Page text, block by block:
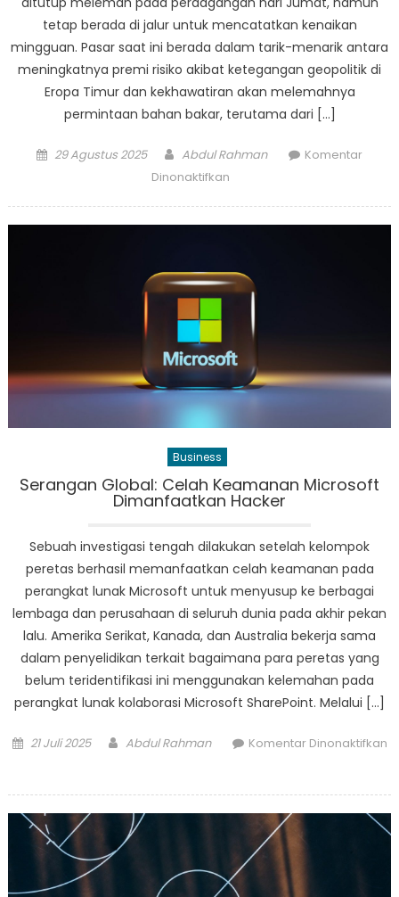
tetap berada di jalur untuk mencatatkan kenaikan
mingguan. Pasar saat ini berada dalam tarik-menarik antara
meningkatnya premi risiko akibat ketegangan geopolitik di
Eropa Timur dan kekhawatiran akan melemahnya
permintaan bahan bakar, terutama dari […]
Posted
29 Agustus 2025 Author
Abdul Rahman
Komentar
Dinonaktifkan
Dunia
Terjepit
Antara
Tensi
Geopolitik
dan
Business
Serangan Global: Celah Keamanan Microsoft
Dimanfaatkan Hacker
Sebuah investigasi tengah dilakukan setelah kelompok
peretas berhasil memanfaatkan celah keamanan pada
perangkat lunak Microsoft untuk menyusup ke berbagai
lembaga dan perusahaan di seluruh dunia pada akhir pekan
lalu. Amerika Serikat, Kanada, dan Australia bekerja sama
dalam penyelidikan terkait bagaimana para peretas yang
belum teridentifikasi ini menggunakan kelemahan pada
perangkat lunak kolaborasi Microsoft SharePoint. Melalui […]
Posted
21 Juli 2025 Author
Abdul Rahman
Komentar Dinonaktifkan
Microsoft
Dimanfaatkan